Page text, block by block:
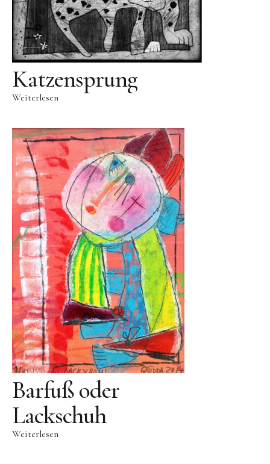
Rom, Italien
San Lorenzo, Italien
Schwalbach
Zug, Schweiz
Gießereien
Gießerei Rom
Blau-Miau
Der verträumte König
Rastender Narr
Der Sprung
Wolkenpelztier
Gießerei Volvera/Turin
Papagena
Vita
Videos
Literatur
Katzensprung
Weiterlesen
Barfuß oder
Lackschuh
Weiterlesen